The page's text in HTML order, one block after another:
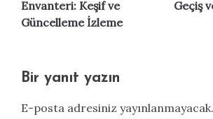
Envanteri: Keşif ve
Güncelleme İzleme
Geçiş
Bir yanıt yazın
E-posta adresiniz yayınlanmayacak.